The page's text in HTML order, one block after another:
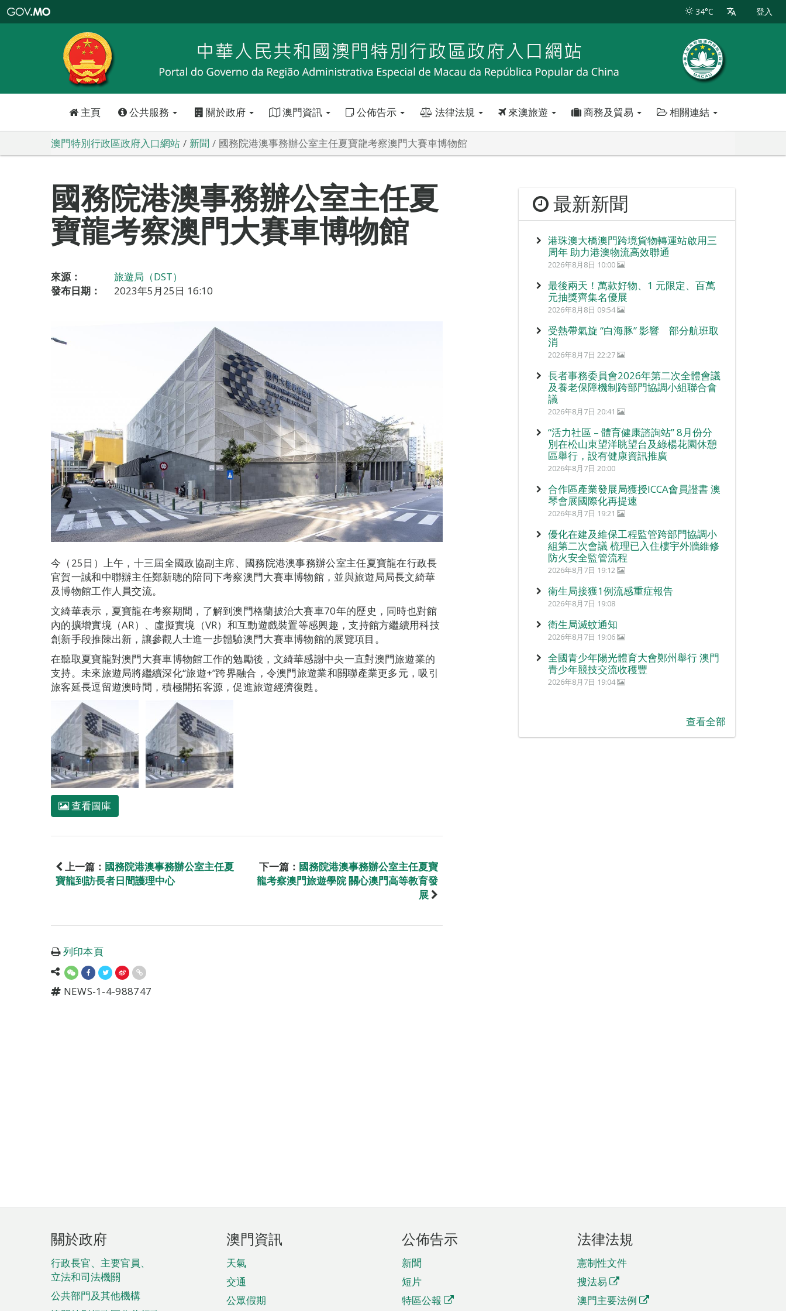
特
政
區
政
口
34°C 登入
主頁 公共服務 關於政府 澳門資訊 公佈告示 法律法規 來澳旅遊 商務及貿易 相關連結
澳門特別行政區政府入口網站 新聞 國務院港澳事務辦公室主任夏寶龍考察澳門大賽車博物館
國務院港澳事務辦公室主任夏
寶龍考察澳門大賽車博物館
來源：
旅遊局（DST）
發布日期：
2023年5月25日 16:10
今（25日）上午，十三屆全國政協副主席、國務院港澳事務辦公室主任夏寶龍在行政長
官賀一誠和中聯辦主任鄭新聰的陪同下考察澳門大賽車博物館，並與旅遊局局長文綺華
及博物館工作人員交流。
文綺華表示，夏寶龍在考察期間，了解到澳門格蘭披治大賽車70年的歷史，同時也對館
內的擴增實境（AR）、虛擬實境（VR）和互動遊戲裝置等感興趣，支持館方繼續用科技
創新手段推陳出新，讓參觀人士進一步體驗澳門大賽車博物館的展覽項目。
在聽取夏寶龍對澳門大賽車博物館工作的勉勵後，文綺華感謝中央一直對澳門旅遊業的
支持。未來旅遊局將繼續深化“旅遊+”跨界融合，令澳門旅遊業和關聯產業更多元，吸引
旅客延長逗留遊澳時間，積極開拓客源，促進旅遊經濟復甦。
查看圖庫
上一篇： 國務院港澳事務辦公室主任夏
寶龍到訪長者日間護理中心
下一篇： 國務院港澳事務辦公室主任夏寶
龍考察澳門旅遊學院 關心澳門高等教育發
展
列印本頁
NEWS-1-4-988747
最新新聞
港珠澳大橋澳門跨境貨物轉運站啟用三
周年 助力港澳物流高效聯通
2026年8月8日 10:00
最後兩天！萬款好物、1 元限定、百萬
元抽獎齊集名優展
2026年8月8日 09:54
受熱帶氣旋 “白海豚” 影響 部分航班取
消
2026年8月7日 22:27
長者事務委員會2026年第二次全體會議
及養老保障機制跨部門協調小組聯合會
議
2026年8月7日 20:41
“活力社區 – 體育健康諮詢站” 8月份分
別在松山東望洋眺望台及綠楊花園休憩
區舉行，設有健康資訊推廣
2026年8月7日 20:00
合作區產業發展局獲授ICCA會員證書 澳
琴會展國際化再提速
2026年8月7日 19:21
優化在建及維保工程監管跨部門協調小
組第二次會議 梳理已入住樓宇外牆維修
防火安全監管流程
2026年8月7日 19:12
衛生局接獲1例流感重症報告
2026年8月7日 19:08
衛生局滅蚊通知
2026年8月7日 19:06
全國青少年陽光體育大會鄭州舉行 澳門
青少年競技交流收穫豐
2026年8月7日 19:04
查看全部
頁
腳
菜
單
關於政府
行政長官、主要官員、
立法和司法機關
公共部門及其他機構
澳門資訊
天氣
交通
公眾假期
公佈告示
新聞
短片
特區公報
法律法規
憲制性文件
搜法易
澳門主要法例